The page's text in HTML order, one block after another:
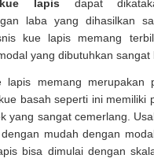
lapis dapat
laba yang dihasilkan
kue lapis memang
yang dibutuhkan sangat
lapis memang merupakan
basah seperti ini memiliki
yang sangat cemerlang.
mudah dengan
bisa dimulai dengan